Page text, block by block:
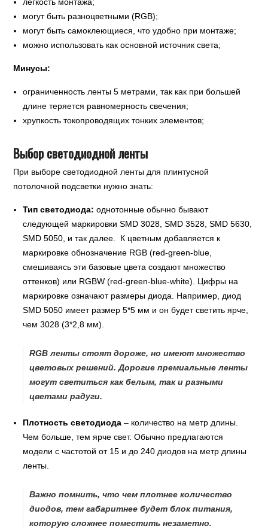
могут быть разноцветными (RGB);
могут быть самоклеющиеся, что удобно при монтаже;
можно использовать как основной источник света;
Минусы:
ограниченность ленты 5 метрами, так как при большей
длине теряется равномерность свечения;
хрупкость токопроводящих тонких элементов;
Выбор светодиодной ленты
При выборе светодиодной ленты для плинтусной
потолочной подсветки нужно знать:
Тип светодиода: однотонные обычно бывают
следующей маркировки SMD 3028, SMD 3528, SMD 5630,
SMD 5050, и так далее. К цветным добавляется к
маркировке обнозначение RGB (red-green-blue,
смешиваясь эти базовые цвета создают множество
оттенков) или RGBW (red-green-blue-white). Цифры на
маркировке означают размеры диода. Например, диод
SMD 5050 имеет размер 5*5 мм и он будет светить ярче,
чем 3028 (3*2,8 мм).
RGB ленты стоят дороже, но имеют множество
цветовых решений. Дорогие премиальные ленты
могут светиться как белым, так и разными
цветами радуги.
Плотность светодиода – количество на метр длины.
Чем больше, тем ярче свет. Обычно предлагаются
модели с частотой от 15 и до 240 диодов на метр длины
ленты.
Важно помнить, что чем плотнее количество
диодов, тем габаритнее будет блок питания,
которую сложнее поместить незаметно.